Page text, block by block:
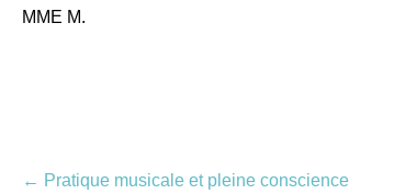
MME M.
Navigation
← Pratique musicale et pleine conscience